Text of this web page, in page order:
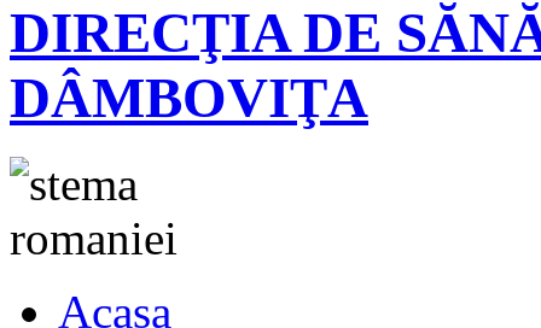
DIRECŢIA DE
DÂMBOVIŢA
Acasa